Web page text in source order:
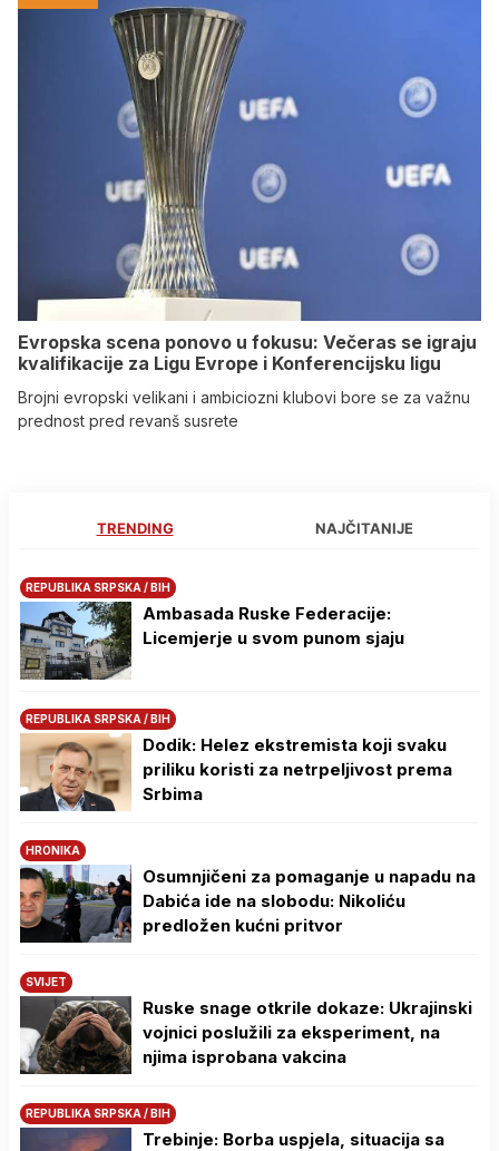
Evropska scena ponovo u fokusu: Večeras se igraju
kvalifikacije za Ligu Evrope i Konferencijsku ligu
Brojni evropski velikani i ambiciozni klubovi bore se za važnu
prednost pred revanš susrete
TRENDING NAJČITANIJE
REPUBLIKA SRPSKA / BIH
Ambasada Ruske Federacije:
Licemjerje u svom punom sjaju
REPUBLIKA SRPSKA / BIH
Dodik: Helez ekstremista koji svaku
priliku koristi za netrpeljivost prema
Srbima
HRONIKA
Osumnjičeni za pomaganje u napadu na
Dabića ide na slobodu: Nikoliću
predložen kućni pritvor
SVIJET
Ruske snage otkrile dokaze: Ukrajinski
vojnici poslužili za eksperiment, na
njima isprobana vakcina
REPUBLIKA SRPSKA / BIH
Trebinje: Borba uspjela, situacija sa